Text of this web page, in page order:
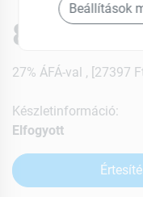
8219 Ft
27% ÁFÁ-val , [27397
Készletinformáció:
Elfogyott
Beállítások